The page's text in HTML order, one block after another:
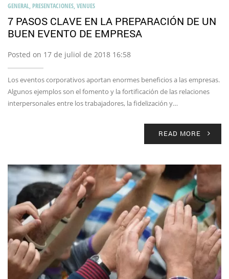
GENERAL,PRESENTACIONES,VENUES
7 PASOS CLAVE EN LA PREPARACIÓN DE UN
BUEN EVENTO DE EMPRESA
Posted on 17 de juliol de 2018 16:58
Los eventos corporativos aportan enormes beneficios a las empresas.
Algunos ejemplos son el fomento y la fortificación de las relaciones
interpersonales entre los trabajadores, la fidelización y…
READ MORE